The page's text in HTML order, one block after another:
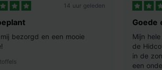
14 uur geleden
bezorgd en een mooie
Goede
Mijn
de
in de
een